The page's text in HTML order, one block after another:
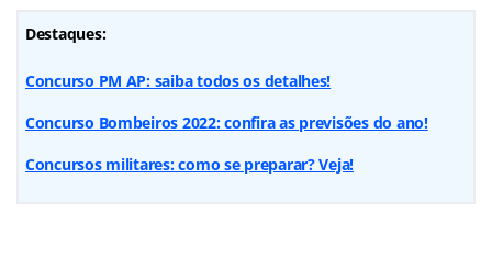
Destaques:
Concurso PM AP: saiba todos os detalhes!
Concurso Bombeiros 2022: confira as previsões do ano!
Concursos militares: como se preparar? Veja!